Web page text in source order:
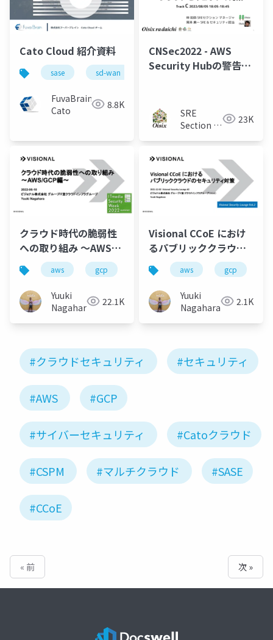
Cato Cloud 紹介資料
sase sd-wan ネットワーク セキュリティ
FuvaBrain-
Cato
8.8K
CNSec2022 - AWS
Security Hubの警告数
策
SRE
Section at
23K
クラウド時代の脆弱性
への取り組み 〜AWS・
GCP編〜aws gcp cloud security
Yuuki
Nagahara
22.1K
Visional CCoE におけ
るパブリッククラウド
のセキュリティ対策
aws gcp
Yuuki
Nagahara
2.1K
#クラウドセキュリティ #セキュリティ
#AWS #GCP
#サイバーセキュリティ #Catoクラウド
#CSPM #マルチクラウド #SASE
#CCoE
« 前 次 »